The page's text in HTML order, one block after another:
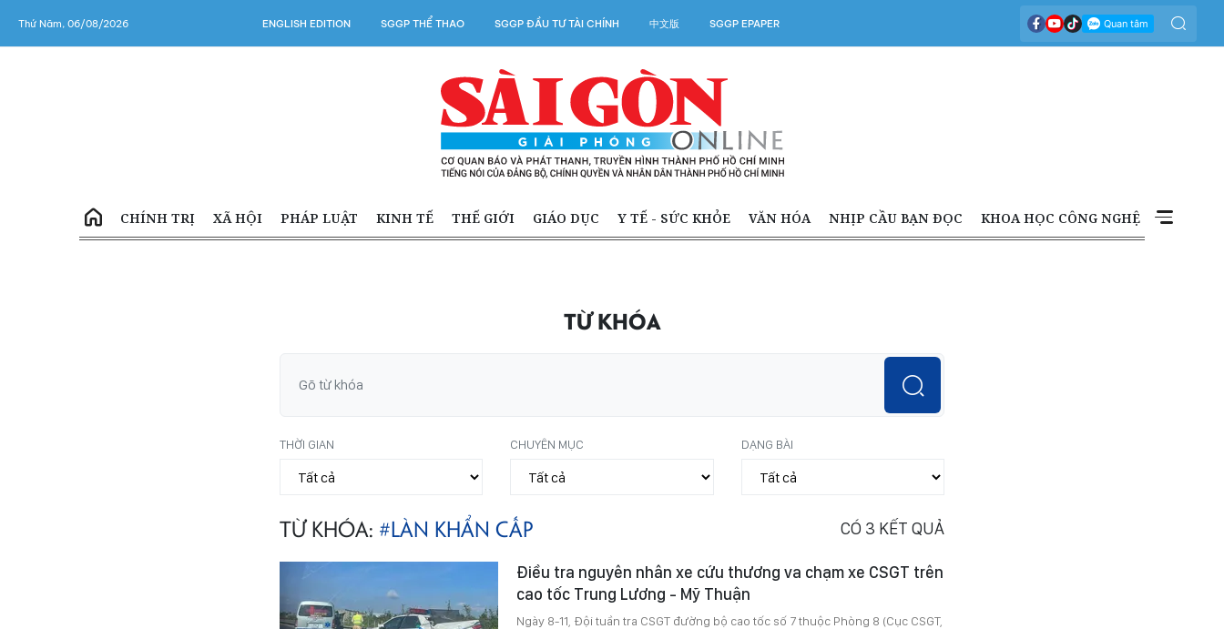
Thứ Năm, 06/08/2026 ENGLISH EDITION SGGP THỂ THAO SGGP ĐẦU TƯ TÀI CHÍNH 中文版 SGGP EPAPER
CHÍNH TRỊ XÃ HỘI PHÁP LUẬT KINH TẾ THẾ GIỚI GIÁO DỤC Y TẾ - SỨC KHỎE VĂN HÓA NHỊP CẦU BẠN ĐỌC KHOA HỌC CÔNG NGHỆ
TỪ KHÓA
THỜI GIAN CHUYÊN MỤC DẠNG BÀI
TỪ KHÓA: #LÀN KHẨN CẤP CÓ 3 KẾT QUẢ
Điều tra nguyên nhân xe cứu thương va chạm xe CSGT trên
cao tốc Trung Lương - Mỹ Thuận
Ngày 8-11, Đội tuần tra CSGT đường bộ cao tốc số 7 thuộc Phòng 8 (Cục CSGT,